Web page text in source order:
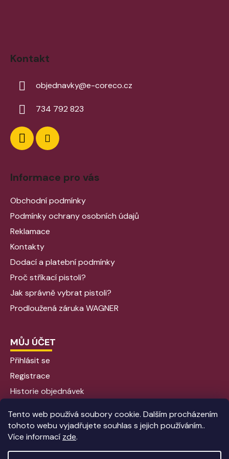
Tento web používá soubory cookie. Dalším procházením
tohoto webu vyjadřujete souhlas s jejich používáním..
Více informací zde.
Kontakt
objednavky@e-coreco.cz
734 792 823
Informace pro vás
Obchodní podmínky
Podmínky ochrany osobních údajů
Reklamace
Kontakty
Dodací a platební podmínky
Proč stříkací pistoli?
Jak správně vybrat pistoli?
Prodloužená záruka WAGNER
MŮJ ÚČET
Přihlásit se
Registrace
Historie objednávek